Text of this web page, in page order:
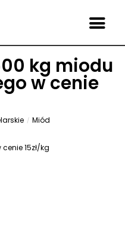
kg miodu
w cenie
Miód
15zł/kg